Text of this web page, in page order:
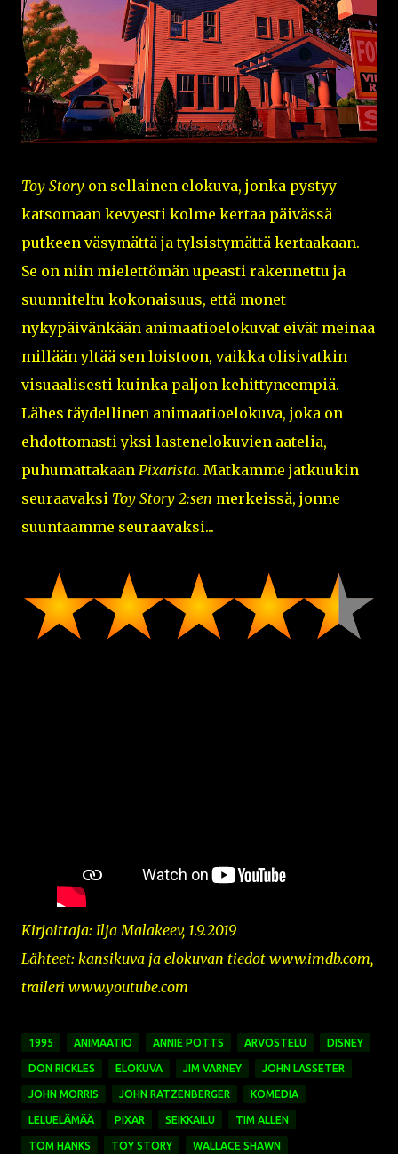
Toy Story on sellainen elokuva, jonka pystyy
katsomaan kevyesti kolme kertaa päivässä
putkeen väsymättä ja tylsistymättä kertaakaan.
Se on niin mielettömän upeasti rakennettu ja
suunniteltu kokonaisuus, että monet
nykypäivänkään animaatioelokuvat eivät meinaa
millään yltää sen loistoon, vaikka olisivatkin
visuaalisesti kuinka paljon kehittyneempiä.
Lähes täydellinen animaatioelokuva, joka on
ehdottomasti yksi lastenelokuvien aatelia,
puhumattakaan Pixarista. Matkamme jatkuukin
seuraavaksi Toy Story 2:sen merkeissä, jonne
suuntaamme seuraavaksi...
Kirjoittaja: Ilja Malakeev, 1.9.2019
Lähteet: kansikuva ja elokuvan tiedot www.imdb.com,
traileri www.youtube.com
1995 ANIMAATIO ANNIE POTTS ARVOSTELU DISNEY
DON RICKLES ELOKUVA JIM VARNEY JOHN LASSETER
JOHN MORRIS JOHN RATZENBERGER KOMEDIA
LELUELÄMÄÄ PIXAR SEIKKAILU TIM ALLEN
TOM HANKS TOY STORY WALLACE SHAWN